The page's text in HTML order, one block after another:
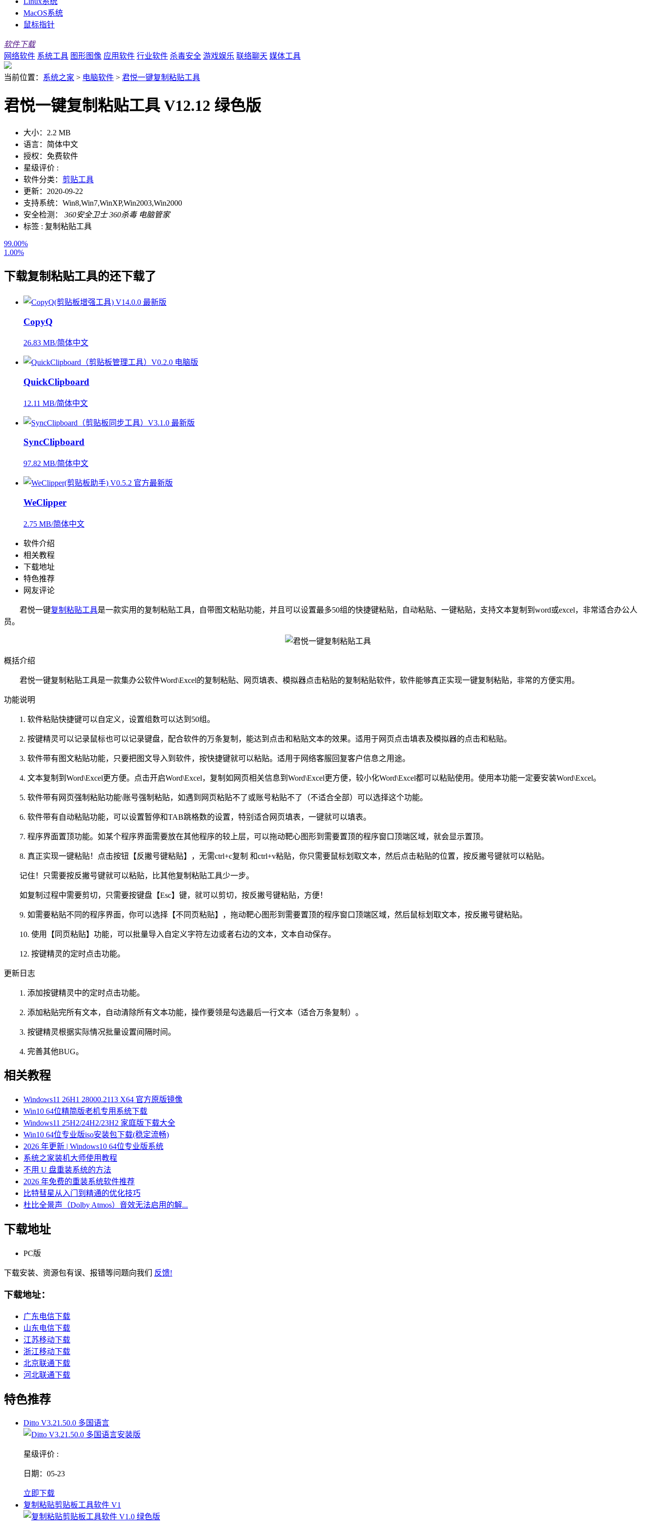
MacOS系统
鼠标指针
软件下载
网络软件 系统工具 图形图像 应用软件 行业软件 杀毒安全 游戏娱乐 联络聊天 媒体工具
当前位置： 系统之家 > 电脑软件 > 君悦一键复制粘贴工具
君悦一键复制粘贴工具 V12.12 绿色版
大小： 2.2 MB
语言： 简体中文
授权： 免费软件
星级评价 :
软件分类： 剪贴工具
更新： 2020-09-22
支持系统： Win8,Win7,WinXP,Win2003,Win2000
安全检测：
360安全卫士 360杀毒 电脑管家
标签 : 复制粘贴工具
99.00%
1.00%
下载复制粘贴工具的还下载了
CopyQ
26.83 MB/简体中文
QuickClipboard
12.11 MB/简体中文
SyncClipboard
97.82 MB/简体中文
WeClipper
2.75 MB/简体中文
软件介绍
相关教程
下载地址
特色推荐
网友评论
君悦一键复制粘贴工具是一款实用的复制粘贴工具，自带图文粘贴功能，并且可以设置最多50组的快捷键粘贴，自动粘贴、一键粘贴，支持文本复制到word或excel，非常适合办公人
员。
概括介绍
君悦一键复制粘贴工具是一款集办公软件Word\Excel的复制粘贴、网页填表、模拟器点击粘贴的复制粘贴软件，软件能够真正实现一键复制粘贴，非常的方便实用。
功能说明
1. 软件粘贴快捷键可以自定义，设置组数可以达到50组。
2. 按键精灵可以记录鼠标也可以记录键盘，配合软件的万条复制，能达到点击和粘贴文本的效果。适用于网页点击填表及模拟器的点击和粘贴。
3. 软件带有图文粘贴功能，只要把图文导入到软件，按快捷键就可以粘贴。适用于网络客服回复客户信息之用途。
4. 文本复制到Word\Excel更方便。点击开启Word\Excel，复制如网页相关信息到Word\Excel更方便，较小化Word\Excel都可以粘贴使用。使用本功能一定要安装Word\Excel。
5. 软件带有网页强制粘贴功能\账号强制粘贴，如遇到网页粘贴不了或账号粘贴不了（不适合全部）可以选择这个功能。
6. 软件带有自动粘贴功能，可以设置暂停和TAB跳格数的设置，特别适合网页填表，一键就可以填表。
7. 程序界面置顶功能。如某个程序界面需要放在其他程序的较上层，可以拖动靶心图形到需要置顶的程序窗口顶端区域，就会显示置顶。
8. 真正实现一键粘贴！点击按钮【反撇号键粘贴】，无需ctrl+c复制 和ctrl+v粘贴，你只需要鼠标划取文本，然后点击粘贴的位置，按反撇号键就可以粘贴。
记住！只需要按反撇号键就可以粘贴，比其他复制粘贴工具少一步。
如复制过程中需要剪切，只需要按键盘【Esc】键，就可以剪切，按反撇号键粘贴，方便！
9. 如需要粘贴不同的程序界面，你可以选择【不同页粘贴】，拖动靶心图形到需要置顶的程序窗口顶端区域，然后鼠标划取文本，按反撇号键粘贴。
10. 使用【同页粘贴】功能，可以批量导入自定义字符左边或者右边的文本，文本自动保存。
12. 按键精灵的定时点击功能。
更新日志
1. 添加按键精灵中的定时点击功能。
2. 添加粘贴完所有文本，自动清除所有文本功能，操作要领是勾选最后一行文本（适合万条复制）。
3. 按键精灵根据实际情况批量设置间隔时间。
4. 完善其他BUG。
相关教程
Windows11 26H1 28000.2113 X64 官方原版镜像
Win10 64位精简版老机专用系统下载
Windows11 25H2/24H2/23H2 家庭版下载大全
Win10 64位专业版iso安装包下载(稳定流畅)
2026 年更新 | Windows10 64位专业版系统
系统之家装机大师使用教程
不用 U 盘重装系统的方法
2026 年免费的重装系统软件推荐
比特彗星从入门到精通的优化技巧
杜比全景声（Dolby Atmos）音效无法启用的解...
下载地址
PC版
下载安装、资源包有误、报错等问题向我们 反馈!
下载地址：
广东电信下载
山东电信下载
江苏移动下载
浙江移动下载
北京联通下载
河北联通下载
特色推荐
Ditto V3.21.50.0 多国语言
星级评价 :
日期：05-23
立即下载
复制粘贴剪贴板工具软件 V1